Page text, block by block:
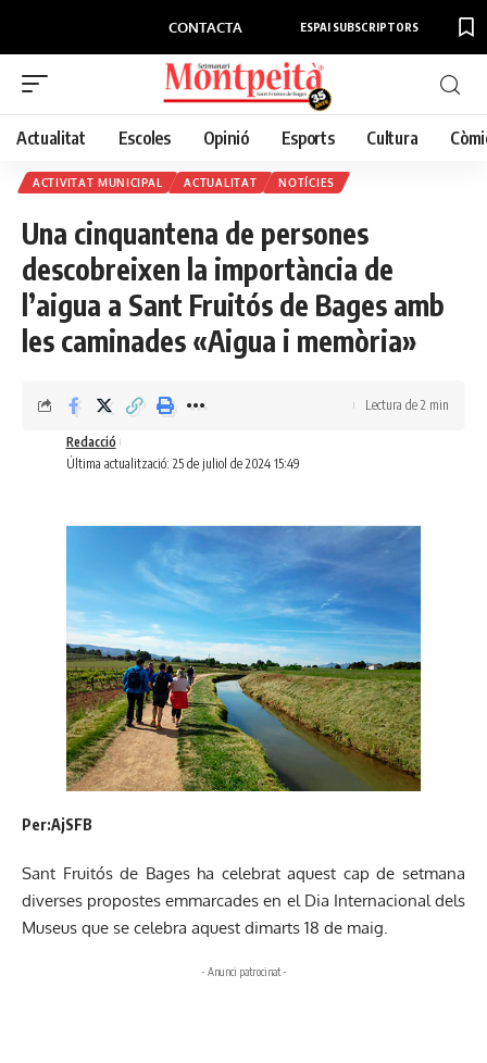
CONTACTA ESPAI SUBSCRIPTORS
Actualitat Escoles Opinió Esports Cultura
ACTIVITAT MUNICIPAL ACTUALITAT NOTÍCIES
Una cinquantena de persones
descobreixen la importància de
l’aigua a Sant Fruitós de Bages amb
les caminades «Aigua i memòria»
Última actualització: 25 de juliol de 2024 15:49
Redacció
Lectura de 2 min
Per:AjSFB
Sant Fruitós de Bages ha celebrat aquest cap de setmana
diverses propostes emmarcades en el Dia Internacional dels
Museus que se celebra aquest dimarts 18 de maig.
- Anunci patrocinat -